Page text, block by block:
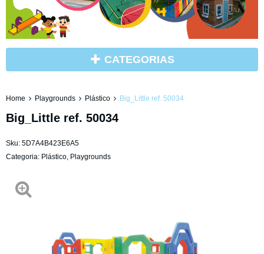
CATEGORIAS
Home Playgrounds Plástico Big_Little ref. 50034
Big_Little ref. 50034
Sku: 5D7A4B423E6A5
Categoria: Plástico, Playgrounds